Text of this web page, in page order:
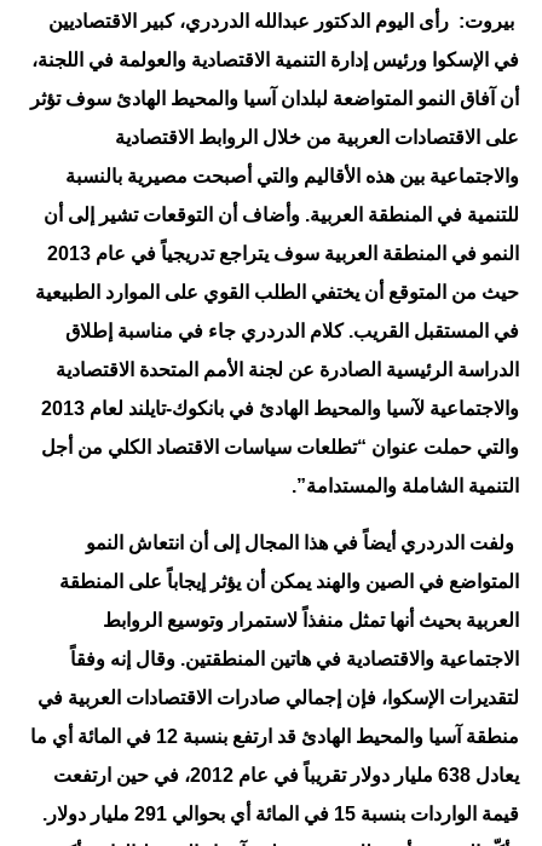
بيروت: رأى اليوم الدكتور عبدالله الدردري، كبير الاقتصاديين
في الإسكوا ورئيس إدارة التنمية الاقتصادية والعولمة في اللجنة،
أن آفاق النمو المتواضعة لبلدان آسيا والمحيط الهادئ سوف تؤثر
على الاقتصادات العربية من خلال الروابط الاقتصادية
والاجتماعية بين هذه الأقاليم والتي أصبحت مصيرية بالنسبة
للتنمية في المنطقة العربية. وأضاف أن التوقعات تشير إلى أن
النمو في المنطقة العربية سوف يتراجع تدريجياً في عام 2013
حيث من المتوقع أن يختفي الطلب القوي على الموارد الطبيعية
في المستقبل القريب. كلام الدردري جاء في مناسبة إطلاق
الدراسة الرئيسية الصادرة عن لجنة الأمم المتحدة الاقتصادية
والاجتماعية لآسيا والمحيط الهادئ في بانكوك-تايلند لعام 2013
والتي حملت عنوان “تطلعات سياسات الاقتصاد الكلي من أجل
التنمية الشاملة والمستدامة”.
ولفت الدردري أيضاً في هذا المجال إلى أن انتعاش النمو
المتواضع في الصين والهند يمكن أن يؤثر إيجاباً على المنطقة
العربية بحيث أنها تمثل منفذاً لاستمرار وتوسيع الروابط
الاجتماعية والاقتصادية في هاتين المنطقتين. وقال إنه وفقاً
لتقديرات الإسكوا، فإن إجمالي صادرات الاقتصادات العربية في
منطقة آسيا والمحيط الهادئ قد ارتفع بنسبة 12 في المائة أي ما
يعادل 638 مليار دولار تقريباً في عام 2012، في حين ارتفعت
قيمة الواردات بنسبة 15 في المائة أي بحوالي 291 مليار دولار.